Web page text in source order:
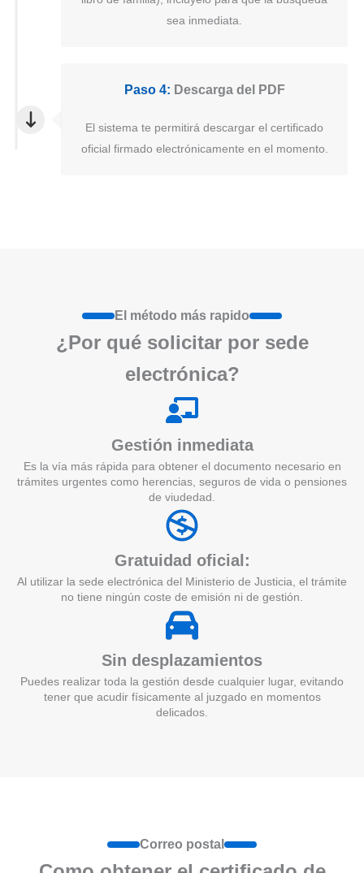
sea inmediata.
Paso 4: Descarga del PDF
El sistema te permitirá descargar el certificado
oficial firmado electrónicamente en el momento.
El método más rapido
¿Por qué solicitar por sede
electrónica?
Gestión inmediata
Es la vía más rápida para obtener el documento necesario en
trámites urgentes como herencias, seguros de vida o pensiones
de viudedad.
Gratuidad oficial:
Al utilizar la sede electrónica del Ministerio de Justicia, el trámite
no tiene ningún coste de emisión ni de gestión.
Sin desplazamientos
Puedes realizar toda la gestión desde cualquier lugar, evitando
tener que acudir físicamente al juzgado en momentos
delicados.
Correo postal